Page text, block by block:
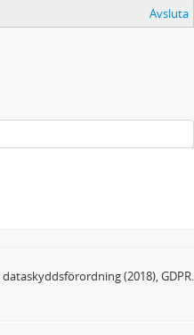
Avsluta
(2018), GDPR.